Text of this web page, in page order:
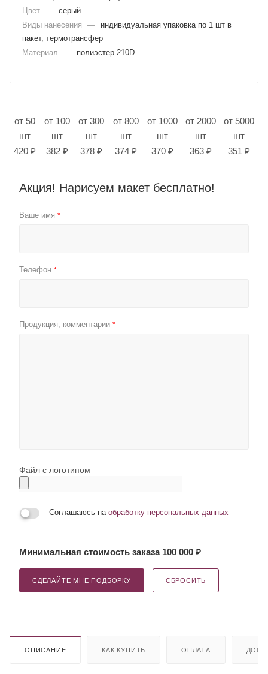
Цвет — серый
Виды нанесения
—
индивидуальная упаковка по 1 шт в
пакет, термотрансфер
Материал
— полиэстер 210D
от 50
шт
420 ₽
от 100
шт
382 ₽
от 300
шт
378 ₽
от 800
шт
374 ₽
от 1000
шт
370 ₽
от 2000
шт
363 ₽
от 5000
шт
351 ₽
Акция! Нарисуем макет бесплатно!
Ваше имя *
Телефон *
Продукция, комментарии *
Файл с логотипом
Соглашаюсь на обработку персональных данных
Минимальная стоимость заказа 100 000 ₽
СДЕЛАЙТЕ МНЕ ПОДБОРКУ СБРОСИТЬ
ОПИСАНИЕ КАК КУПИТЬ ОПЛАТА